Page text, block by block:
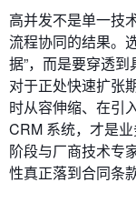
高并发不是单一技
流程协同的结果。
据”，而是要穿透到
对于正处快速扩张
时从容伸缩、在引
CRM 系统，才是
阶段与厂商技术专
性真正落到合同条